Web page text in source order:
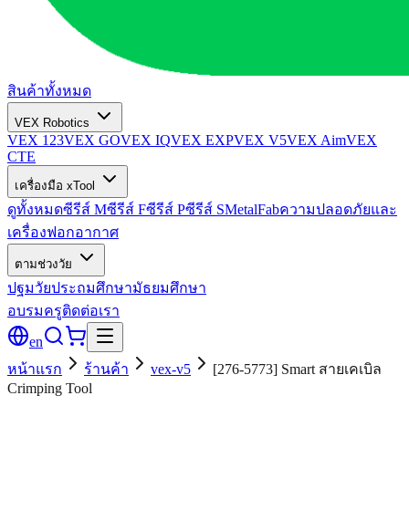
สินค้าทั้งหมด
VEX Robotics
VEX 123VEX GOVEX IQVEX EXPVEX V5VEX AimVEX
CTE
เครื่องมือ xTool
ดูทั้งหมดซีรีส์ Mซีรีส์ Fซีรีส์ Pซีรีส์ SMetalFabความปลอดภัยและ
เครื่องฟอกอากาศ
ตามช่วงวัย
ปฐมวัยประถมศึกษามัธยมศึกษา
อบรมครูติดต่อเรา
en
หน้าแรก
ร้านค้า vex-v5
[276-5773] Smart สายเคเบิล
Crimping Tool